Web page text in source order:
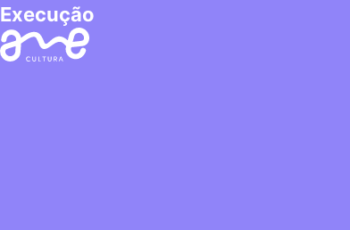
Execução